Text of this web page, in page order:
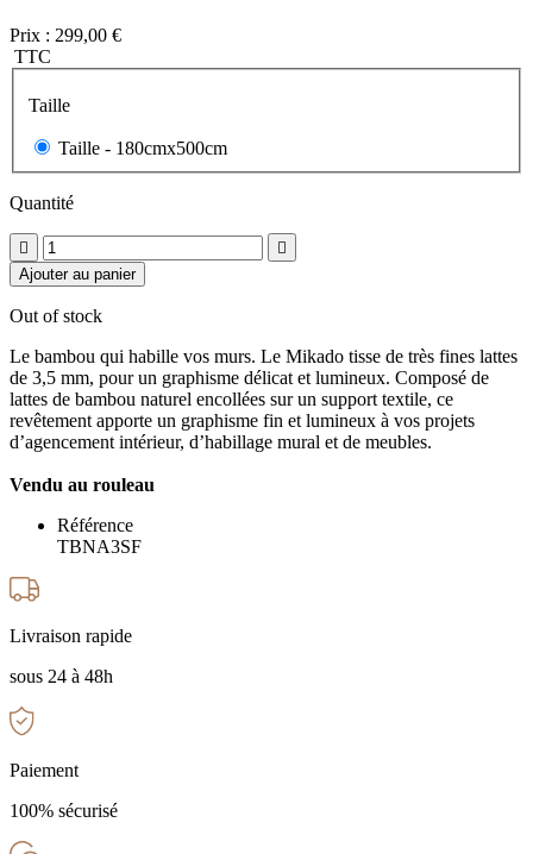
Prix : 299,00 €
TTC
Taille
Taille - 180cmx500cm
Quantité


Ajouter au panier
Out of stock
Le bambou qui habille vos murs. Le Mikado tisse de très fines lattes
de 3,5 mm, pour un graphisme délicat et lumineux. Composé de
lattes de bambou naturel encollées sur un support textile, ce
revêtement apporte un graphisme fin et lumineux à vos projets
d’agencement intérieur, d’habillage mural et de meubles.
Vendu au rouleau
Référence
TBNA3SF
Livraison rapide
sous 24 à 48h
Paiement
100% sécurisé